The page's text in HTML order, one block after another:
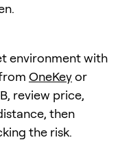
environment with
OneKeyor
, review price,
then
the risk.